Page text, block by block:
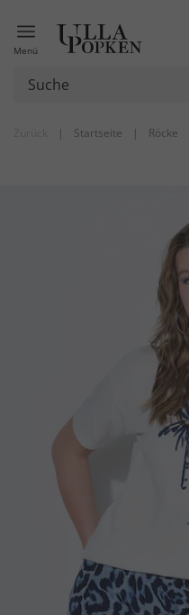
Menü
| Startseite | Röcke